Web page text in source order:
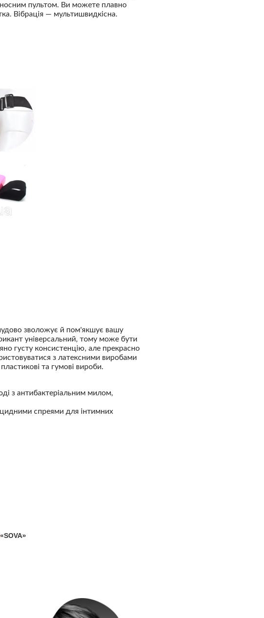
пультом. Ви можете плавно
Вібрація — мультишвидкісна.
зволожує й пом'якшує вашу
універсальний, тому може бути
густу консистенцію, але прекрасно
з латексними виробами
та гумові вироби.
з антибактеріальним милом,
спреями для інтимних
«SOVA»